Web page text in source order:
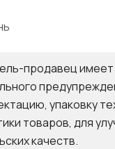
продавец имеет
упаковку
товаров, для
качеств.